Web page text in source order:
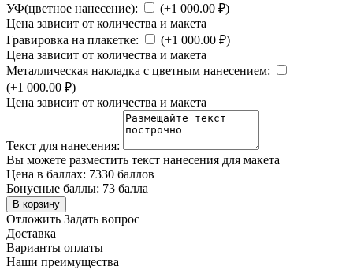
УФ(цветное нанесение):
(+1 000.00 ₽)
Цена зависит от количества и макета
Гравировка на плакетке:
(+1 000.00 ₽)
Цена зависит от количества и макета
Металлическая накладка с цветным нанесением:
(+1 000.00 ₽)
Цена зависит от количества и макета
Текст для нанесения:
Вы можете разместить текст нанесения для макета
Цена в баллах: 7330 баллов
Бонусные баллы: 73 балла
В корзину
Отложить Задать вопрос
Доставка
Варианты оплаты
Наши преимущества